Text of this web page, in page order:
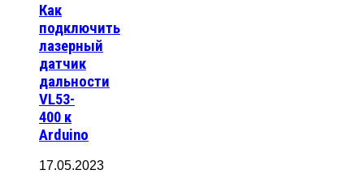
Как
подключить
лазерный
датчик
дальности
VL53-
400 к
Arduino
17.05.2023